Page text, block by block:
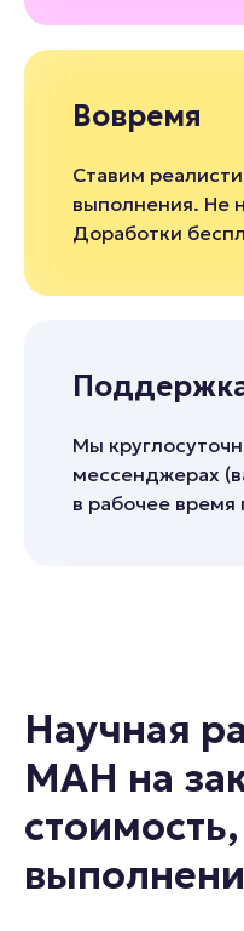
Вовремя
Ставим
выполнения. Не
Доработки
Мы
мессенджерах
в рабочее
Научная
МАН на